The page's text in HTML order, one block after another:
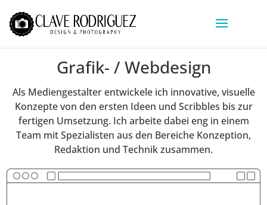
Grafik- / Webdesign
Als Mediengestalter entwickele ich innovative, visuelle
Konzepte von den ersten Ideen und Scribbles bis zur
fertigen Umsetzung. Ich arbeite dabei eng in einem
Team mit Spezialisten aus den Bereiche Konzeption,
Redaktion und Technik zusammen.